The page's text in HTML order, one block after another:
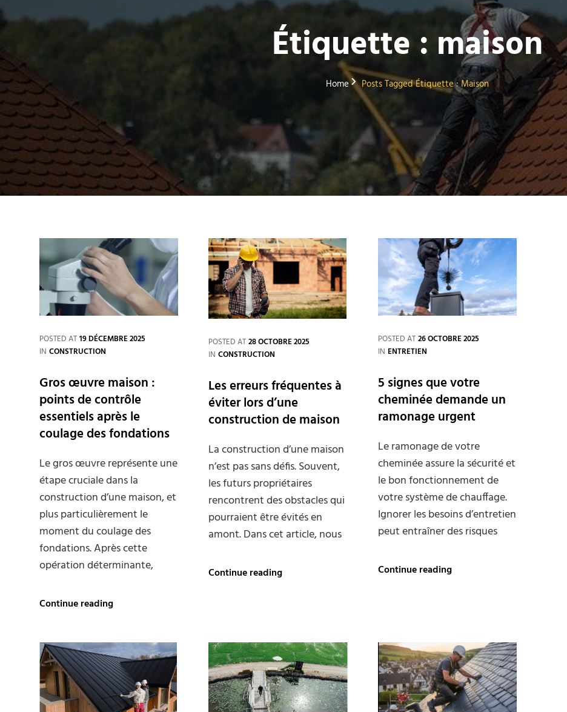
Étiquette : maison
Home Posts TaggedÉtiquette :Maison
POSTED AT19 DÉCEMBRE 2025
IN CATEGORIES
CONSTRUCTION
Gros œuvre maison :
points de contrôle
essentiels après le
coulage des fondations
Le gros œuvre représente une
étape cruciale dans la
construction d’une maison, et
plus particulièrement le
moment du coulage des
fondations. Après cette
opération déterminante,
Continue readingGros
:
points
de
contrôle
essentiels
après
POSTED AT 28 OCTOBRE 2025
IN CATEGORIES
CONSTRUCTION
Les erreurs fréquentes à
éviter lors d’une
construction de maison
La construction d’une maison
n’est pas sans défis. Souvent,
les futurs propriétaires
rencontrent des obstacles qui
pourraient être évités en
amont. Dans cet article, nous
Continue readingLes
d’une
construction
de
maison
POSTED AT 26 OCTOBRE 2025
IN CATEGORIES
ENTRETIEN
5 signes que votre
cheminée demande un
ramonage urgent
Le ramonage de votre
cheminée assure la sécurité et
le bon fonctionnement de
votre système de chauffage.
Ignorer les besoins d’entretien
peut entraîner des risques
Continue reading5
un
ramonage
urgent